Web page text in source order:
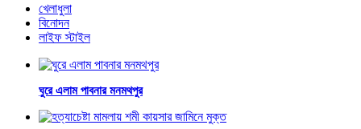
খেলাধুলা
বিনোদন
লাইফ স্টাইল
ঘুরে এলাম পাবনার মনমথপুর